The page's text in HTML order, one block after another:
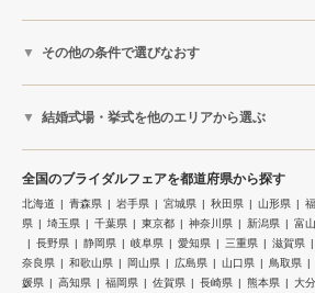
その他の条件で選びなおす
結婚式場・挙式を他のエリアから選ぶ
全国のブライダルフェアを都道府県から探す
北海道 青森県 岩手県 宮城県 秋田県 山形県
県
埼玉県 千葉県 東京都 神奈川県 新潟県 富
長野県
静岡県 岐阜県 愛知県 三重県 滋賀県
奈良県
和歌山県 岡山県 広島県 山口県 鳥取県
媛県
高知県 福岡県 佐賀県 長崎県 熊本県 大